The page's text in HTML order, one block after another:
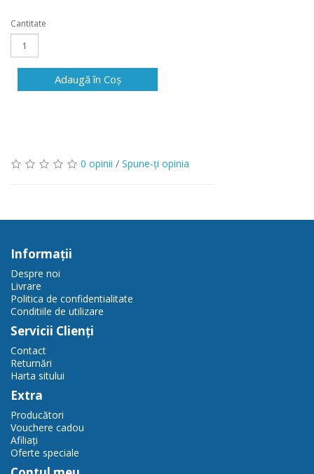
Cantitate
Adaugă în Coş
0 opinii / Spune-ţi opinia
Informaţii
Despre noi
Livrare
Politica de confidentialitate
Conditiile de utilizare
Servicii Clienţi
Contact
Returnări
Harta sitului
Extra
Producători
Vouchere cadou
Afiliaţi
Oferte speciale